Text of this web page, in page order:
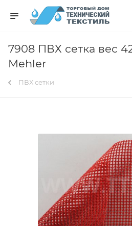
7908 ПВХ сетка вес
Mehler
ПВХ сетки